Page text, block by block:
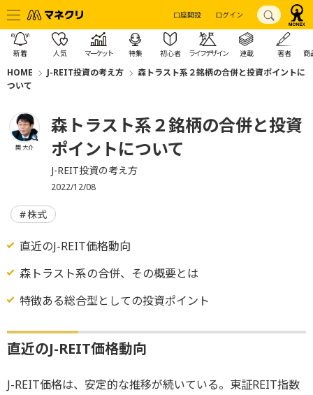
口座開設 ログイン
新着 人気 マーケット 特集 初心者 ライフデザイン 連載 著者 商
HOME J-REIT投資の考え方
森トラスト系２銘柄の合併と投資ポイントに
ついて
関 大介
森トラスト系２銘柄の合併と投資
ポイントについて
J-REIT投資の考え方
2022/12/08
株式
直近のJ-REIT価格動向
森トラスト系の合併、その概要とは
特徴ある総合型としての投資ポイント
直近のJ-REIT価格動向
J-REIT価格は、安定的な推移が続いている。東証REIT指数